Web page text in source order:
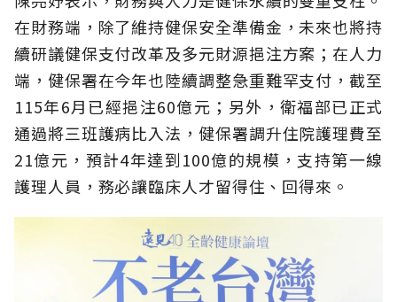
在財務端，除了維持健保安全準備金，未來也將持
續研議健保支付改革及多元財源挹注方案；在人力
端，健保署在今年也陸續調整急重難罕支付，截至
115年6月已經挹注60億元；另外，衛福部已正式
通過將三班護病比入法，健保署調升住院護理費至
21億元，預計4年達到100億的規模，支持第一線
護理人員，務必讓臨床人才留得住、回得來。